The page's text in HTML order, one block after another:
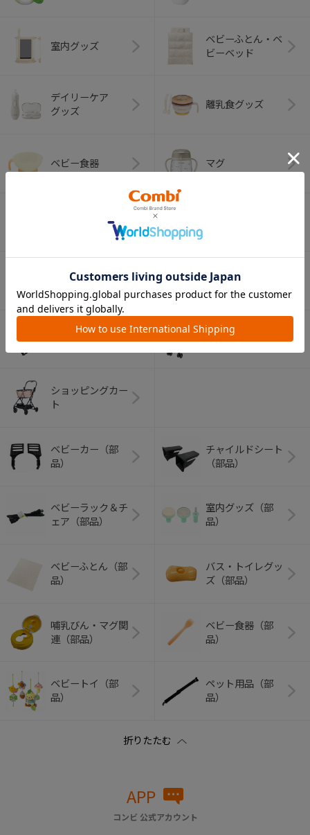
室内グッズ
ベビーふとん・ベ
ビーベッド
デイリーケア
グッズ
離乳食グッズ
ベビー食器 マグ
オーラルケア
ベビートイ
アウトドアグッズ
ペット用品
ショッピングカー
ト
ベビーカー（部
品）
チャイルドシート
（部品）
ベビーラック＆チ
ェア（部品）
室内グッズ（部
品）
ベビーふとん（部
品）
バス・トイレグッ
ズ（部品）
哺乳びん・マグ関
連（部品）
ベビー食器（部
品）
ベビートイ（部
品）
ペット用品（部
品）
APP
コンビ 公式アカウント